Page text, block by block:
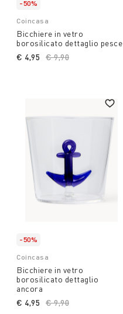
-50%
Coincasa
Bicchiere in vetro
borosilicato dettaglio pesce
Price reduced from
€ 9,90
€ 4,95
-50%
Coincasa
Bicchiere in vetro
borosilicato dettaglio
ancora
Price reduced from
€ 9,90
€ 4,95